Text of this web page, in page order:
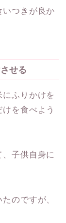
いつきが良か
せる
ふりかけを
を食べよう
子供自身に
のですが、